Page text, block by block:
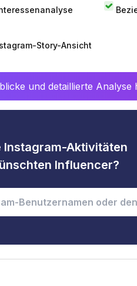
Story-Ansicht
und detaillierte Analyse
Instagram-Aktivitäten
Influencer?